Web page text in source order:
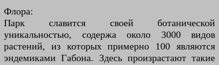
Флора:
Парк славится своей ботанической
уникальностью, содержа около 3000 видов
растений, из которых примерно 100 являются
эндемиками Габона. Здесь произрастают такие